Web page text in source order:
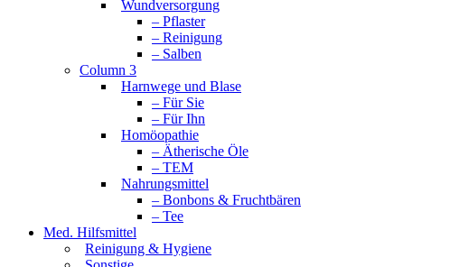
Wundversorgung
– Pflaster
– Reinigung
– Salben
Column 3
Harnwege und Blase
– Für Sie
– Für Ihn
Homöopathie
– Ätherische Öle
– TEM
Nahrungsmittel
– Bonbons & Fruchtbären
– Tee
Med. Hilfsmittel
Reinigung & Hygiene